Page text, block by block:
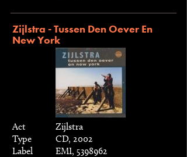
Zijlstra - Tussen Den Oever En
New York
Act
Zijlstra
Type
CD, 2002
Label
EMI, 5398962